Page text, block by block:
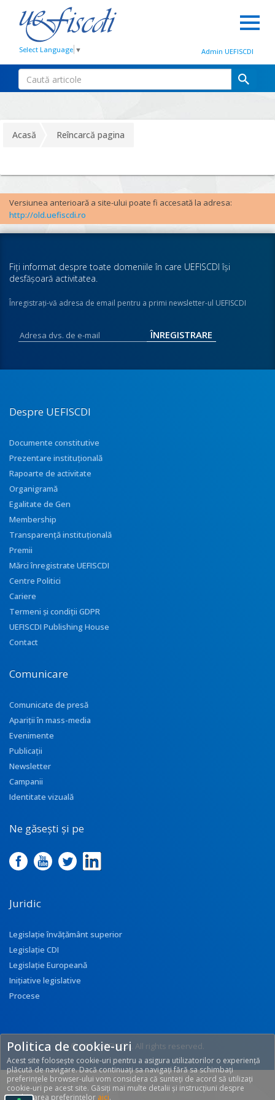
Select Language ▼ Admin UEFISCDI
Acasă Reîncarcă pagina
Versiunea anterioară a site-ului poate fi accesată la adresa:
http://old.uefiscdi.ro
Fiţi informat despre toate domeniile în care UEFISCDI îşi
desfăşoară activitatea.
Înregistraţi-vă adresa de email pentru a primi newsletter-ul UEFISCDI
Despre UEFISCDI
Documente constitutive
Prezentare instituţională
Rapoarte de activitate
Organigramă
Egalitate de Gen
Membership
Transparenţă instituţională
Premii
Mărci înregistrate UEFISCDI
Centre Politici
Cariere
Termeni și condiții GDPR
UEFISCDI Publishing House
Contact
Comunicare
Comunicate de presă
Apariţii în mass-media
Evenimente
Publicații
Newsletter
Campanii
Identitate vizuală
Ne găsești și pe
Juridic
Legislație învățământ superior
Legislație CDI
Legislație Europeană
Inițiative legislative
Procese
© 2017 UEFISCDI. All rights reserved.
[T: 0.3051, O: 92]
Politica de cookie-uri
Acest site folosește cookie-uri pentru a asigura utilizatorilor o experiență
plăcută de navigare. Dacă continuați sa navigați fără sa schimbați
preferințele browser-ului vom considera că sunteți de acord să utilizați
cookie-uri pe acest site. Găsiți mai multe detalii și instrucțiuni despre
modificarea preferințelor aici.